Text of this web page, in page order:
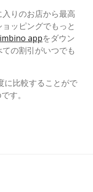
りのお店から最高
ッピングでもっと
appをダウン
の割引がいつでも
に比較することがで
す。